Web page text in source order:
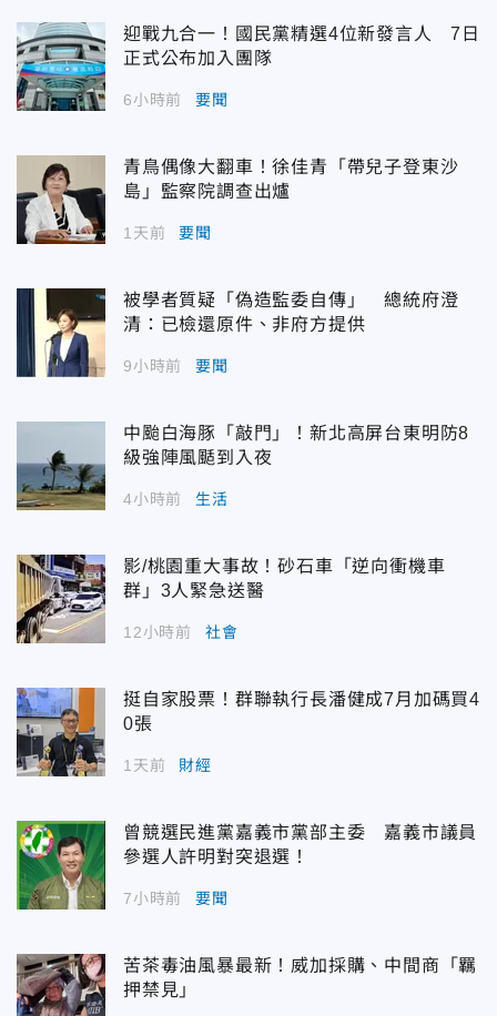
迎戰九合一！國民黨精選4位新發言人 7日
正式公布加入團隊
6小時前 要聞
青鳥偶像大翻車！徐佳青「帶兒子登東沙
島」監察院調查出爐
1天前 要聞
被學者質疑「偽造監委自傳」 總統府澄
清：已檢還原件、非府方提供
9小時前 要聞
中颱白海豚「敲門」！新北高屏台東明防8
級強陣風颳到入夜
4小時前 生活
影/桃園重大事故！砂石車「逆向衝機車
群」3人緊急送醫
12小時前 社會
挺自家股票！群聯執行長潘健成7月加碼買4
0張
1天前 財經
曾競選民進黨嘉義市黨部主委 嘉義市議員
參選人許明對突退選！
7小時前 要聞
苦茶毒油風暴最新！威加採購、中間商「羈
押禁見」